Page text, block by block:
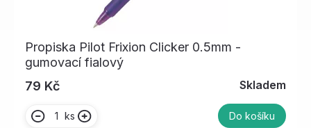
Propiska Pilot Frixion Clicker 0.5mm -
gumovací fialový
79 Kč
Skladem
ks Do košíku